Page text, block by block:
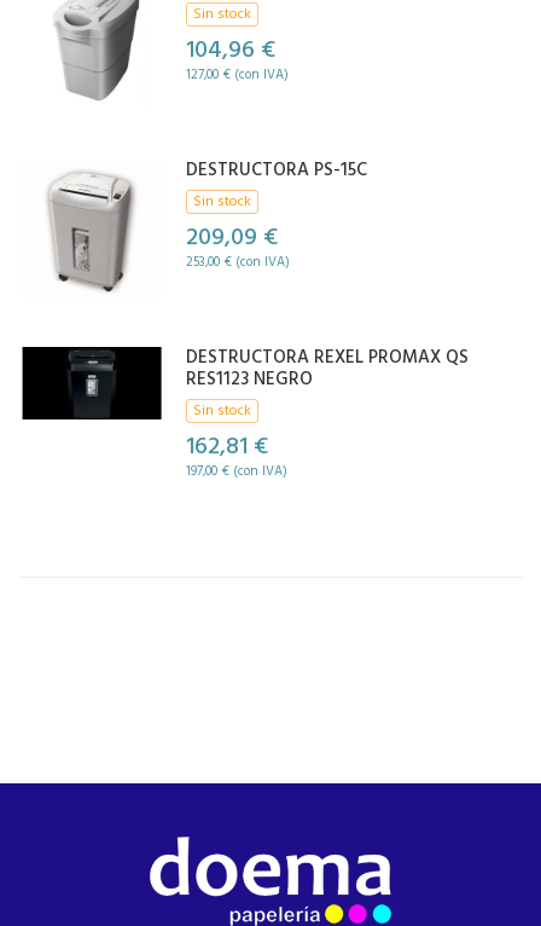
Sin stock
104,96 €
127,00 € (con IVA)
DESTRUCTORA PS-15C
Sin stock
209,09 €
253,00 € (con IVA)
DESTRUCTORA REXEL PROMAX QS
RES1123 NEGRO
Sin stock
162,81 €
197,00 € (con IVA)